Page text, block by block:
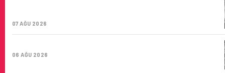
07 AĞU 2026
06 AĞU 2026